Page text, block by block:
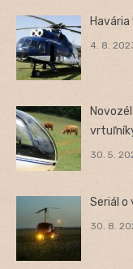
4. 8.
30. 5.
Seriál o
30. 8.